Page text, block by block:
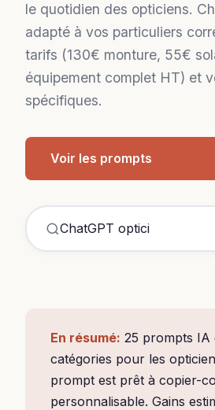
le quotidien des opticiens.
adapté à vos particuliers
tarifs (130€ monture, 55€
équipement complet HT) et
spécifiques.
Voir les prompts
ChatGPT opticiens
En résumé: 25 prompts IA
catégories pour les
prompt est prêt à copier-
personnalisable. Gains